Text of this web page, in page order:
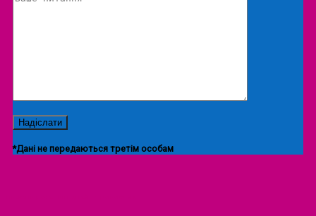
*Дані не передаються третім особам